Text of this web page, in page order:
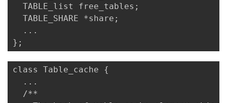
  TABLE_list free_tables;
  TABLE_SHARE *share;
  ...
};
class Table_cache {
  ...
  /**